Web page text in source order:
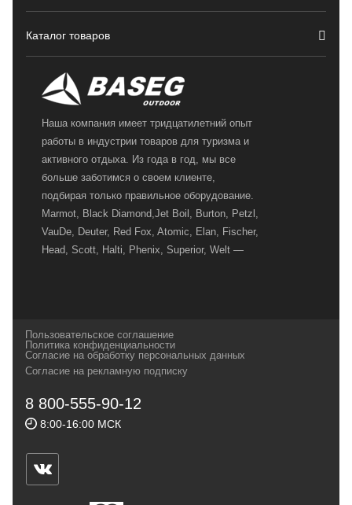
Каталог товаров
Наша компания имеет тридцатилетний опыт
работы в индустрии товаров для туризма и
активного отдыха. Из года в год, мы все
больше заботимся о своем клиенте,
подбирая только правильное оборудование.
Marmot, Black Diamond,Jet Boil, Burton, Petzl,
VauDe, Deuter, Red Fox, Atomic, Elan, Fischer,
Head, Scott, Halti, Phenix, Superior, Welt —
и взыскательных путешественников,
спортсменов и отдыхающих.
Геннадьевич
ИНН 590300057023 ОГРН 304590319000121
ул.Советская, 25, магазин Басег.
Тел./факс (342) 2101242
Пользовательское соглашение
Политика конфиденциальности
Согласие на обработку персональных данных
Согласие на рекламную подписку
8 800-555-90-12
8:00-16:00 МСК